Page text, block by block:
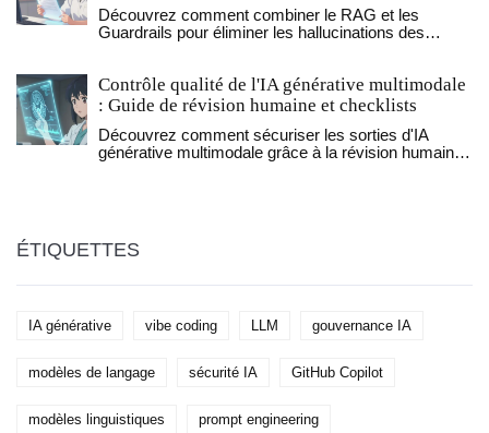
Découvrez comment combiner le RAG et les
Guardrails pour éliminer les hallucinations des
Contrôle qualité de l'IA générative multimodale
: Guide de révision humaine et checklists
Découvrez comment sécuriser les sorties d'IA
générative multimodale grâce à la révision humaine
ÉTIQUETTES
IA générative vibe coding LLM gouvernance IA
modèles de langage sécurité IA GitHub Copilot
modèles linguistiques prompt engineering